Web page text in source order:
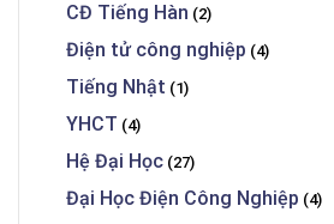
CĐ Tiếng Hàn (2)
Điện tử công nghiệp (4)
Tiếng Nhật (1)
YHCT (4)
Hệ Đại Học (27)
Đại Học Điện Công Nghiệp (4)